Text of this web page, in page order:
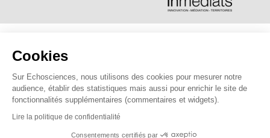
Cookies
Sur Echosciences, nous utilisons des cookies pour mesurer notre
audience, établir des statistiques mais aussi pour enrichir le site de
fonctionnalités supplémentaires (commentaires et widgets).
Lire la politique de confidentialité
Consentements certifiés par
Savoie Mont Blanc est le réseau social des amateurs de
Pour nous contacter :contact@echosciences-savoie-mont-
blanc.fr